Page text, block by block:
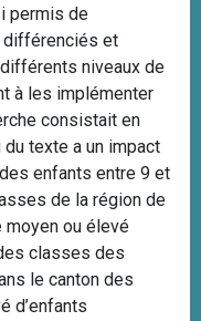
permis de
différenciés et
niveaux de
à les implémenter
consistait en
texte a un impact
enfants entre 9 et
de la région de
moyen ou élevé
classes des
le canton des
d’enfants